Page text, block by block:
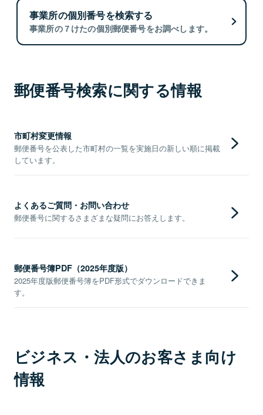
事業所の個別番号を検索する
事業所の７けたの個別郵便番号をお調べします。
郵便番号検索に関する情報
市町村変更情報
郵便番号を公表した市町村の一覧を実施日の新しい順に掲載
しています。
よくあるご質問・お問い合わせ
郵便番号に関するさまざまな疑問にお答えします。
郵便番号簿PDF（2025年度版）
2025年度版郵便番号簿をPDF形式でダウンロードできま
す。
ビジネス・法人のお客さま向け
情報